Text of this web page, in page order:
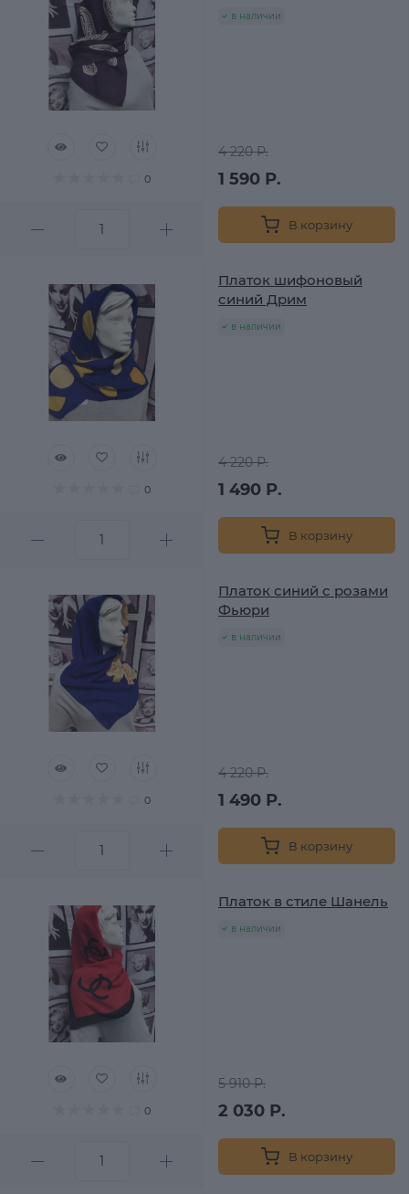
0
в наличии
4 220 Р.
1 590 Р.
В корзину
0
Платок шифоновый
синий Дрим
в наличии
4 220 Р.
1 490 Р.
В корзину
0
Платок синий с розами
Фьюри
в наличии
4 220 Р.
1 490 Р.
В корзину
0
Платок в стиле Шанель
в наличии
5 910 Р.
2 030 Р.
В корзину